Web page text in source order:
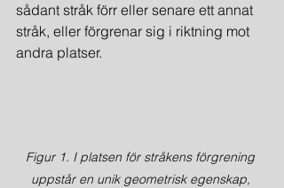
sådant stråk förr eller senare ett annat
stråk, eller förgrenar sig i riktning mot
andra platser.
Figur 1. I platsen för stråkens förgrening
uppstår en unik geometrisk egenskap,